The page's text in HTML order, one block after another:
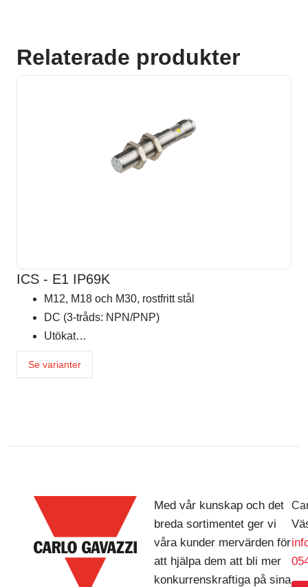
Relaterade produkter
ICS - E1 IP69K
M12, M18 och M30, rostfritt stål
DC (3-tråds: NPN/PNP)
Utökat…
Se varianter
Med vår kunskap och det
breda sortimentet ger vi
våra kunder mervärden för
att hjälpa dem att bli mer
konkurrenskraftiga på sina